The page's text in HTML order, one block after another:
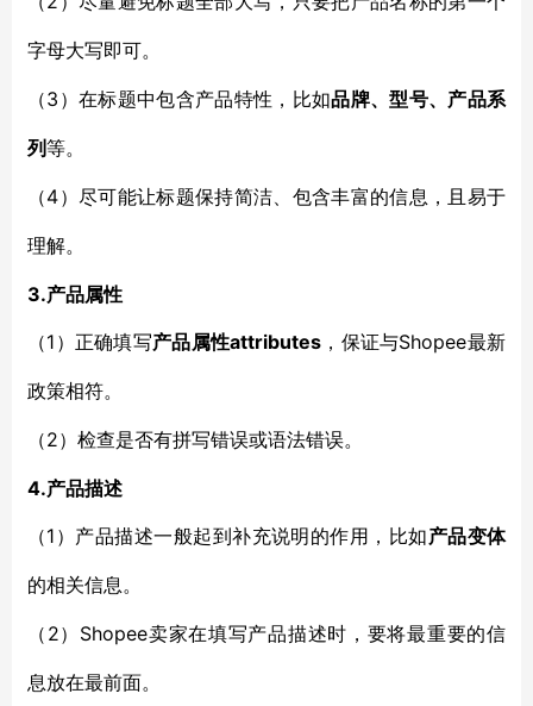
字母大写即可。
（3）在标题中包含产品特性，比如品牌、型号、产品系
列等。
（4）尽可能让标题保持简洁、包含丰富的信息，且易于
理解。
3.产品属性
（1） 正确填写产品属性attributes ，保证与Shopee最新
政策相符。
（2） 检查是否有拼写错误或语法错误。
4.产品描述
（1 ）产品描述一般起到补充说明的作用，比如产品变体
的相关信息。
（ 2） Shopee卖家在填写产品描述时，要将最重要的信
息放在最前面。